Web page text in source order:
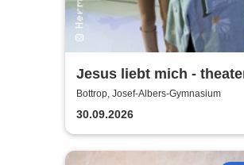
Jesus liebt mich -
Bottrop, Josef-Albers-Gymnasium
30.09.2026